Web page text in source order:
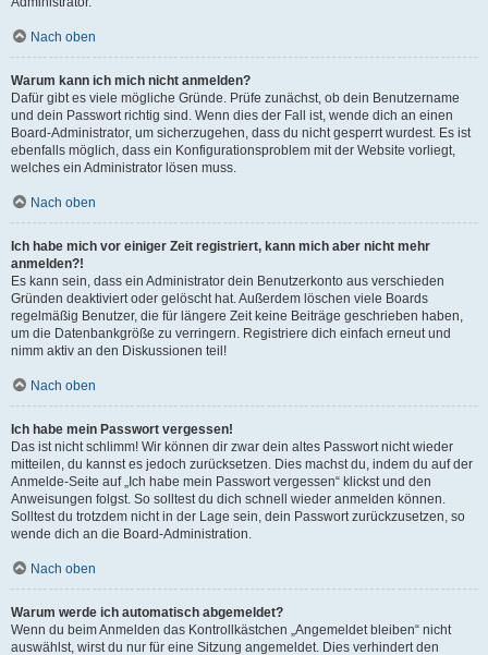
Nach oben
Warum kann ich mich nicht anmelden?
Dafür gibt es viele mögliche Gründe. Prüfe zunächst, ob dein Benutzername
und dein Passwort richtig sind. Wenn dies der Fall ist, wende dich an einen
Board-Administrator, um sicherzugehen, dass du nicht gesperrt wurdest. Es ist
ebenfalls möglich, dass ein Konfigurationsproblem mit der Website vorliegt,
welches ein Administrator lösen muss.
Nach oben
Ich habe mich vor einiger Zeit registriert, kann mich aber nicht mehr
anmelden?!
Es kann sein, dass ein Administrator dein Benutzerkonto aus verschieden
Gründen deaktiviert oder gelöscht hat. Außerdem löschen viele Boards
regelmäßig Benutzer, die für längere Zeit keine Beiträge geschrieben haben,
um die Datenbankgröße zu verringern. Registriere dich einfach erneut und
nimm aktiv an den Diskussionen teil!
Nach oben
Ich habe mein Passwort vergessen!
Das ist nicht schlimm! Wir können dir zwar dein altes Passwort nicht wieder
mitteilen, du kannst es jedoch zurücksetzen. Dies machst du, indem du auf der
Anmelde-Seite auf „Ich habe mein Passwort vergessen“ klickst und den
Anweisungen folgst. So solltest du dich schnell wieder anmelden können.
Solltest du trotzdem nicht in der Lage sein, dein Passwort zurückzusetzen, so
wende dich an die Board-Administration.
Nach oben
Warum werde ich automatisch abgemeldet?
Wenn du beim Anmelden das Kontrollkästchen „Angemeldet bleiben“ nicht
auswählst, wirst du nur für eine Sitzung angemeldet. Dies verhindert den